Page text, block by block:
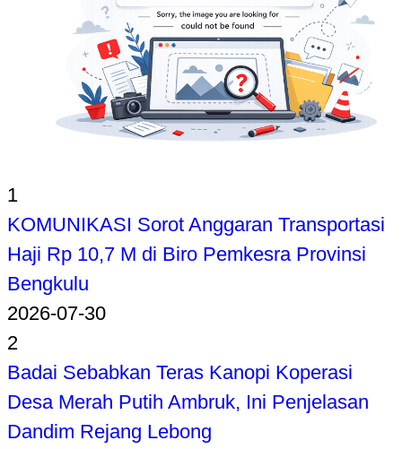
1
KOMUNIKASI Sorot Anggaran Transportasi
Haji Rp 10,7 M di Biro Pemkesra Provinsi
Bengkulu
2026-07-30
2
Badai Sebabkan Teras Kanopi Koperasi
Desa Merah Putih Ambruk, Ini Penjelasan
Dandim Rejang Lebong